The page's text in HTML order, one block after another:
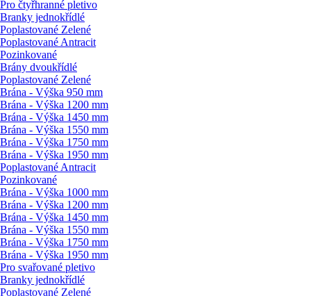
Pro čtyřhranné pletivo
Branky jednokřídlé
Poplastované Zelené
Poplastované Antracit
Pozinkované
Brány dvoukřídlé
Poplastované Zelené
Brána - Výška 950 mm
Brána - Výška 1200 mm
Brána - Výška 1450 mm
Brána - Výška 1550 mm
Brána - Výška 1750 mm
Brána - Výška 1950 mm
Poplastované Antracit
Pozinkované
Brána - Výška 1000 mm
Brána - Výška 1200 mm
Brána - Výška 1450 mm
Brána - Výška 1550 mm
Brána - Výška 1750 mm
Brána - Výška 1950 mm
Pro svařované pletivo
Branky jednokřídlé
Poplastované Zelené